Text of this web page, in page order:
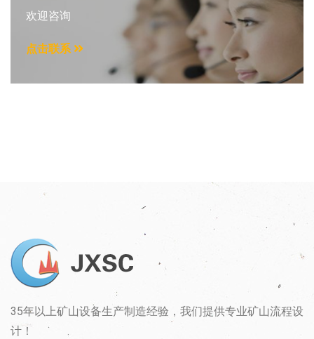
欢迎咨询
点击联系
35年以上矿山设备生产制造经验，我们提供专业矿山流程设
计！